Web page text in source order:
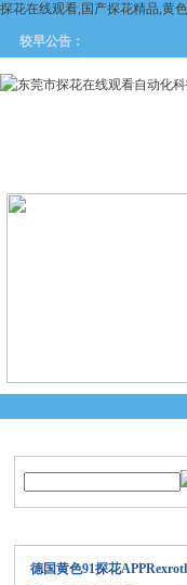
探花在线观看,国产探花精品,黄
较早公告：
德国黄色91探花